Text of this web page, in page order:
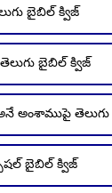
బైబిల్ క్విజ్
బైబిల్ క్విజ్
అనే అంశాముపై
బైబిల్ క్విజ్